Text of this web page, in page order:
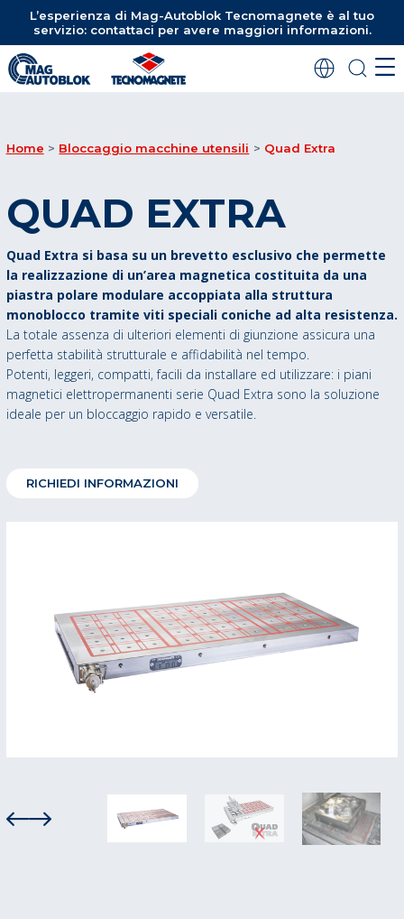
L’esperienza di Mag-Autoblok Tecnomagnete è al tuo
servizio: contattaci per avere maggiori informazioni.
Home Bloccaggio macchine utensili Quad Extra
QUAD EXTRA
Quad Extra si basa su un brevetto esclusivo che permette
la realizzazione di un’area magnetica costituita da una
piastra polare modulare accoppiata alla struttura
monoblocco tramite viti speciali coniche ad alta resistenza.
La totale assenza di ulteriori elementi di giunzione assicura una
perfetta stabilità strutturale e affidabilità nel tempo.
Potenti, leggeri, compatti, facili da installare ed utilizzare: i piani
magnetici elettropermanenti serie Quad Extra sono la soluzione
ideale per un bloccaggio rapido e versatile.
RICHIEDI INFORMAZIONI